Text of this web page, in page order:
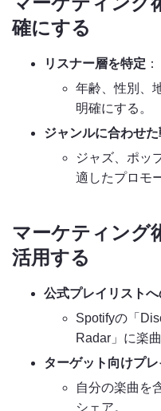
確にする
リスナー層を特定 ：
年齢、性別、
明確にする。
ジャンルに合わせ
ジャズ、ポッ
適したプロモ
マーケティング
活用する
公式プレイリスト
Spotifyの「
Radar」に楽
ターゲット向けプ
自分の楽曲を
シェア。